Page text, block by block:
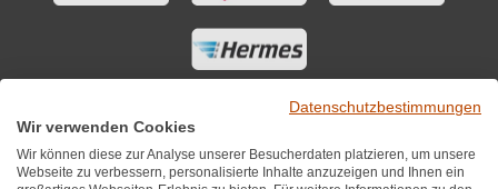
Datenschutzbestimmungen
Wir verwenden Cookies
Wir können diese zur Analyse unserer Besucherdaten platzieren, um unsere
Webseite zu verbessern, personalisierte Inhalte anzuzeigen und Ihnen ein